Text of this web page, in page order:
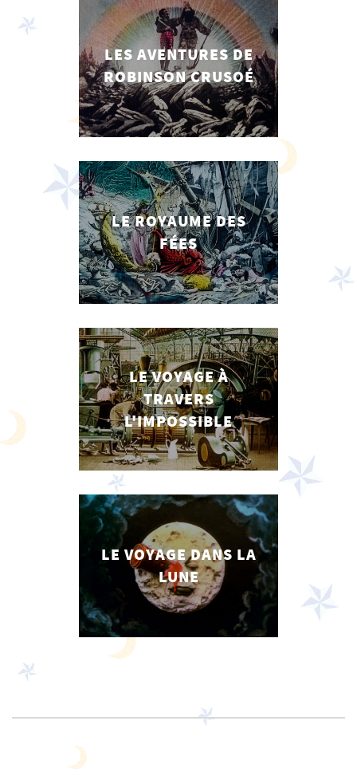
LES AVENTURES DE
ROBINSON CRUSOÉ
LE ROYAUME DES
FÉES
LE VOYAGE À
TRAVERS
L'IMPOSSIBLE
LE VOYAGE DANS LA
LUNE